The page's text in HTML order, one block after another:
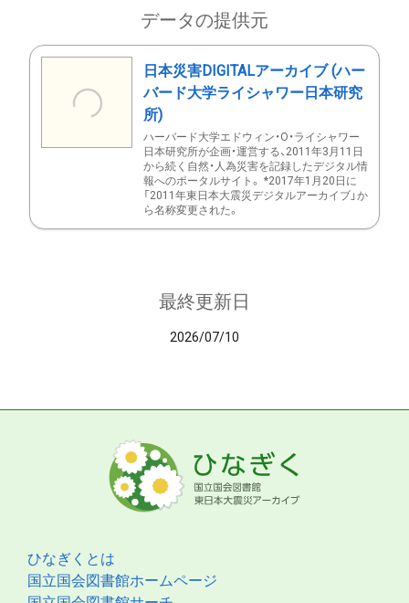
データの提供元
日本災害DIGITALアーカイブ (ハー
バード大学ライシャワー日本研究
所)
ハーバード大学エドウィン・O・ライシャワー
日本研究所が企画・運営する、2011年3月11日
から続く自然・人為災害を記録したデジタル情
報へのポータルサイト。 *2017年1月20日に
「2011年東日本大震災デジタルアーカイブ」か
ら名称変更された。
最終更新日
2026/07/10
ひなぎくとは
国立国会図書館ホームページ